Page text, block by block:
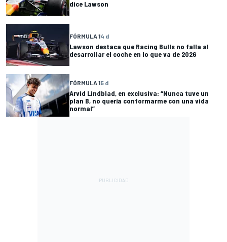
dice Lawson
FÓRMULA 14 d
Lawson destaca que Racing Bulls no falla al
desarrollar el coche en lo que va de 2026
FÓRMULA 15 d
Arvid Lindblad, en exclusiva: “Nunca tuve un
plan B, no quería conformarme con una vida
normal”